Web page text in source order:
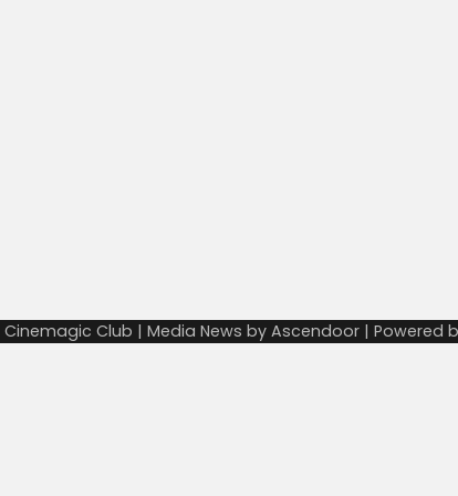
Cinemagic Club | Media News by Ascendoor| Powered